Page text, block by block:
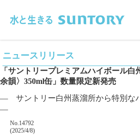
ニュースリリース
「サントリープレミアムハイボール
余韻〉350ml缶」数量限定新発売
― サントリー白州蒸溜所から特別な
―
掲載番号
No.14792
掲載日
(2025/4/8)